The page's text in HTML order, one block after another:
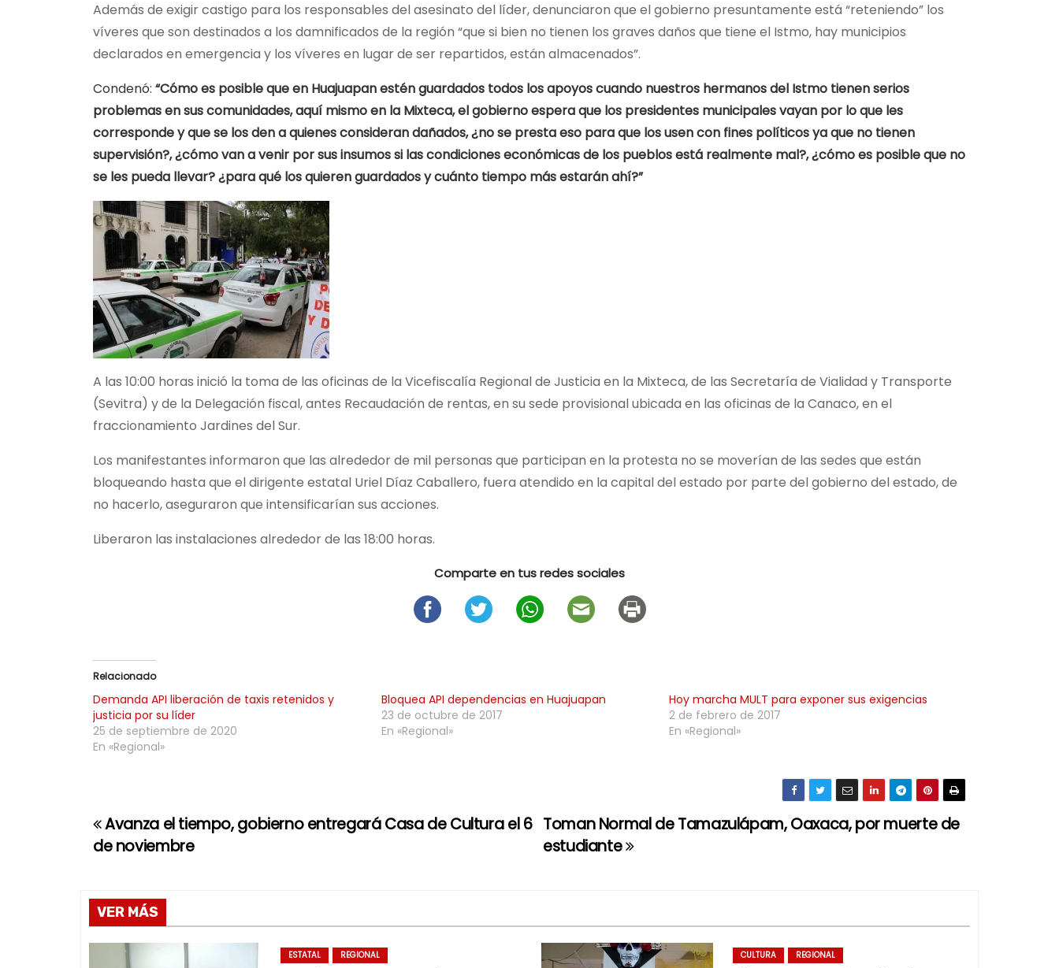
Además de exigir castigo para los responsables del asesinato del líder, denunciaron que el gobierno presuntamente está “reteniendo” los
víveres que son destinados a los damnificados de la región “que si bien no tienen los graves daños que tiene el Istmo, hay municipios
declarados en emergencia y los víveres en lugar de ser repartidos, están almacenados”.
Condenó: “Cómo es posible que en Huajuapan estén guardados todos los apoyos cuando nuestros hermanos del Istmo tienen serios
problemas en sus comunidades, aquí mismo en la Mixteca, el gobierno espera que los presidentes municipales vayan por lo que les
corresponde y que se los den a quienes consideran dañados, ¿no se presta eso para que los usen con fines políticos ya que no tienen
supervisión?, ¿cómo van a venir por sus insumos si las condiciones económicas de los pueblos está realmente mal?, ¿cómo es posible que no
se les pueda llevar? ¿para qué los quieren guardados y cuánto tiempo más estarán ahí?”
A las 10:00 horas inició la toma de las oficinas de la Vicefiscalía Regional de Justicia en la Mixteca, de las Secretaría de Vialidad y Transporte
(Sevitra) y de la Delegación fiscal, antes Recaudación de rentas, en su sede provisional ubicada en las oficinas de la Canaco, en el
fraccionamiento Jardines del Sur.
Los manifestantes informaron que las alrededor de mil personas que participan en la protesta no se moverían de las sedes que están
bloqueando hasta que el dirigente estatal Uriel Díaz Caballero, fuera atendido en la capital del estado por parte del gobierno del estado, de
no hacerlo, aseguraron que intensificarían sus acciones.
Liberaron las instalaciones alrededor de las 18:00 horas.
Comparte en tus redes sociales
Relacionado
Demanda API liberación de taxis retenidos y
justicia por su líder
25 de septiembre de 2020
En «Regional»
Bloquea API dependencias en Huajuapan
23 de octubre de 2017
En «Regional»
Hoy marcha MULT para exponer sus exigencias
2 de febrero de 2017
En «Regional»
N
v
e
Toman Normal de Tamazulápam, Oaxaca, por muerte de
estudiante
Avanza el tiempo, gobierno entregará Casa de Cultura el 6
de noviembre
VER MÁS
ESTATAL REGIONAL CULTURA REGIONAL